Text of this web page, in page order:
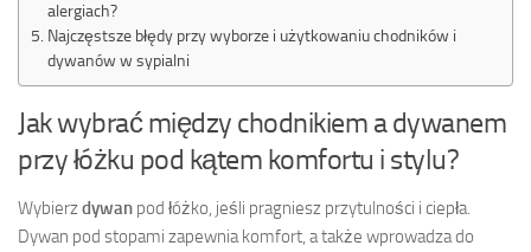
alergiach?
Najczęstsze błędy przy wyborze i użytkowaniu chodników i
dywanów w sypialni
Jak wybrać między chodnikiem a dywanem
przy łóżku pod kątem komfortu i stylu?
Wybierzdywan pod łóżko, jeśli pragniesz przytulności i ciepła.
Dywan pod stopami zapewnia komfort, a także wprowadza do